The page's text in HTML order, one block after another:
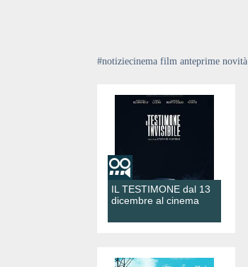
#notiziecinema film anteprime novità
IL TESTIMONE dal 13
dicembre al cinema